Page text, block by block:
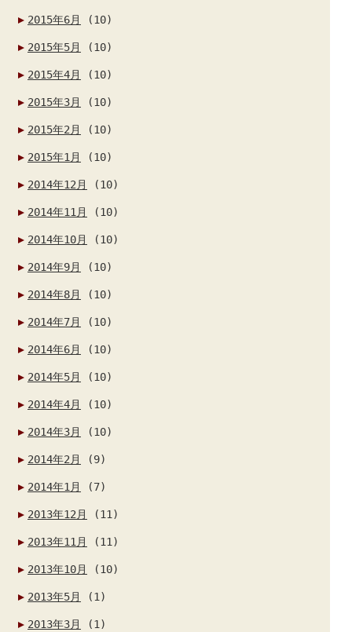
2015年6月 (10)
2015年5月 (10)
2015年4月 (10)
2015年3月 (10)
2015年2月 (10)
2015年1月 (10)
2014年12月 (10)
2014年11月 (10)
2014年10月 (10)
2014年9月 (10)
2014年8月 (10)
2014年7月 (10)
2014年6月 (10)
2014年5月 (10)
2014年4月 (10)
2014年3月 (10)
2014年2月 (9)
2014年1月 (7)
2013年12月 (11)
2013年11月 (11)
2013年10月 (10)
2013年5月 (1)
2013年3月 (1)